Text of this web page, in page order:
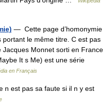
— Cette page d’homonymie
le même titre. C est pas
Monnet sorti en France
It s Me) est une série
en Français
n est pas sa faute si il n y est